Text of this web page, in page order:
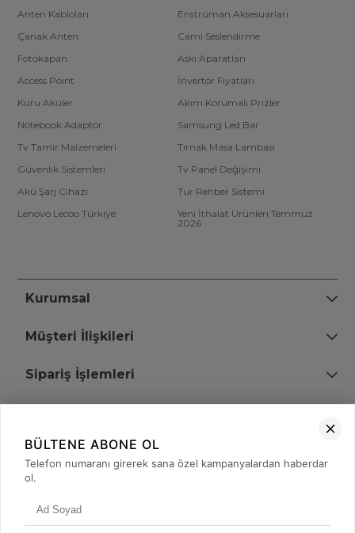
Anten Kabloları
Enstrüman Aksesuarları
Çanak Anten
Cami Seslendirme
Fotokapan
Askı Aparatları
Access Point
İnvertör Fiyatları
Kuru Aküler
Akım Korumalı Prizler
Notebook Adaptör
Samsung Led Bar
Tv Tamir Malzemeleri
Tırnak Masa Lambası
Güvenlik Sistemleri
Tv Panel Değişimi
Akü Şarj Cihazı
Tur Rehber Sistemi
Lenovo Lecoo Türkiye
Yeni İthalat Ürünleri Temmuz
2026
Kurumsal
Müşteri İlişkileri
Sipariş İşlemleri
+90 (850) 473 08 08
BÜLTENE ABONE OL
Telefon numaranı girerek sana özel kampanyalardan haberdar
ol.